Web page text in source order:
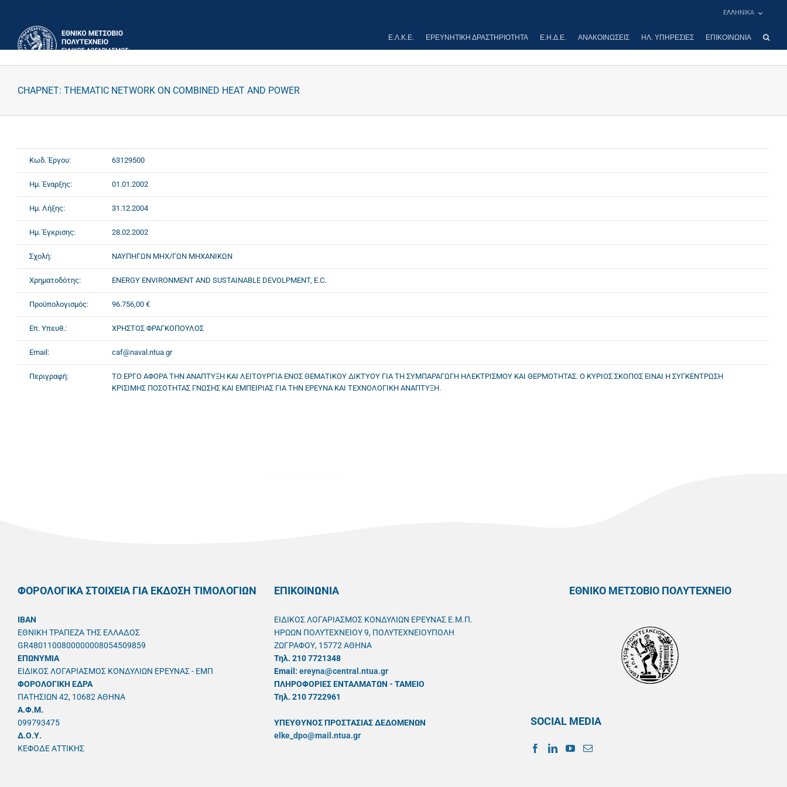
περιεχόμενο
ΕΛΛΗΝΙΚΑ
Ε.Λ.Κ.Ε. ΕΡΕΥΝΗΤΙΚΉ ΔΡΑΣΤΗΡΙΌΤΗΤΑ Ε.Η.Δ.Ε. ΑΝΑΚΟΙΝΏΣΕΙΣ ΗΛ. ΥΠΗΡΕΣΊΕΣ ΕΠΙΚΟΙΝΩΝΊΑ
CHAPNET: THEMATIC NETWORK ON COMBINED HEAT AND POWER
Κωδ. Έργου: 63129500
Ημ. Έναρξης: 01.01.2002
Ημ. Λήξης: 31.12.2004
Ημ. Έγκρισης: 28.02.2002
Σχολή: ΝΑΥΠΗΓΩΝ ΜΗΧ/ΓΩΝ ΜΗΧΑΝΙΚΩΝ
Χρηματοδότης: ENERGY ENVIRONMENT AND SUSTAINABLE DEVOLPMENT, E.C.
Προϋπολογισμός: 96.756,00 €
Επ. Υπευθ.: ΧΡΗΣΤΟΣ ΦΡΑΓΚΟΠΟΥΛΟΣ
Email: caf@naval.ntua.gr
Περιγραφή:
ΤΟ ΕΡΓΟ ΑΦΟΡΑ ΤΗΝ ΑΝΑΠΤΥΞΗ ΚΑΙ ΛΕΙΤΟΥΡΓΙΑ ΕΝΟΣ ΘΕΜΑΤΙΚΟΥ ΔΙΚΤΥΟΥ ΓΙΑ ΤΗ ΣΥΜΠΑΡΑΓΩΓΗ ΗΛΕΚΤΡΙΣΜΟΥ ΚΑΙ ΘΕΡΜΟΤΗΤΑΣ. Ο ΚΥΡΙΟΣ ΣΚΟΠΟΣ ΕΙΝΑΙ Η ΣΥΓΚΕΝΤΡΩΣΗ
ΚΡΙΣΙΜΗΣ ΠΟΣΟΤΗΤΑΣ ΓΝΩΣΗΣ ΚΑΙ ΕΜΠΕΙΡΙΑΣ ΓΙΑ ΤΗΝ ΕΡΕΥΝΑ ΚΑΙ ΤΕΧΝΟΛΟΓΙΚΗ ΑΝΑΠΤΥΞΗ.
ΦΟΡΟΛΟΓΙΚΑ ΣΤΟΙΧΕΙΑ ΓΙΑ ΕΚΔΟΣΗ ΤΙΜΟΛΟΓΙΩΝ
IBAN
ΕΘΝΙΚΗ ΤΡΑΠΕΖΑ ΤΗΣ ΕΛΛΑΔΟΣ
GR4801100800000008054509859
ΕΠΩΝΥΜΙΑ
ΕΙΔΙΚΟΣ ΛΟΓΑΡΙΑΣΜΟΣ ΚΟΝΔΥΛΙΩΝ ΕΡΕΥΝΑΣ - ΕΜΠ
ΦΟΡΟΛΟΓΙΚΗ ΕΔΡΑ
ΠΑΤΗΣΙΩΝ 42, 10682 ΑΘΗΝΑ
A.Φ.Μ.
099793475
Δ.Ο.Υ.
ΚΕΦΟΔΕ ΑΤΤΙΚΗΣ
ΕΠΙΚΟΙΝΩΝΙΑ
ΕΙΔΙΚΟΣ ΛΟΓΑΡΙΑΣΜΟΣ ΚΟΝΔΥΛΙΩΝ ΕΡΕΥΝΑΣ Ε.Μ.Π.
ΗΡΩΩΝ ΠΟΛΥΤΕΧΝΕΙΟΥ 9, ΠΟΛΥΤΕΧΝΕΙΟΥΠΟΛΗ
ΖΩΓΡΑΦΟΥ, 15772 ΑΘΗΝΑ
Τηλ. 210 7721348
Email: ereyna@central.ntua.gr
ΠΛΗΡΟΦΟΡΙΕΣ ΕΝΤΑΛΜΑΤΩΝ - ΤΑΜΕΙΟ
Τηλ. 210 7722961
ΥΠΕΥΘYΝΟΣ ΠΡΟΣΤΑΣΙΑΣ ΔΕΔΟΜΕΝΩΝ
elke_dpo@mail.ntua.gr
ΕΘΝΙΚΟ ΜΕΤΣΟΒΙΟ ΠΟΛΥΤΕΧΝΕΙΟ
SOCIAL MEDIA